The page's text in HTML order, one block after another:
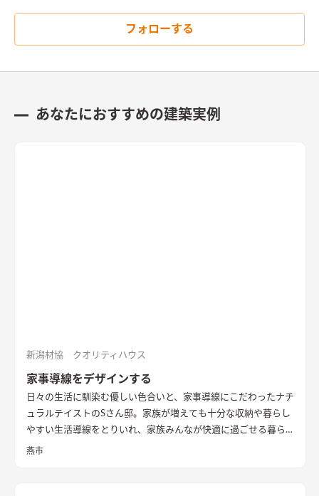
フォローする
あなたにおすすめの建築実例
新潟材協 クオリティハウス
家事導線をデザインする
日々の生活に馴染む優しい色合いと、家事導線にこだわったナチ
ュラルテイストのSさん邸。家族が増えても十分な収納や暮らし
やすい生活導線をとりいれ、家族みんなが快適に過ごせる暮ら
しを実現させました。キッチンを中心に１階をぐるっと１周出
燕市